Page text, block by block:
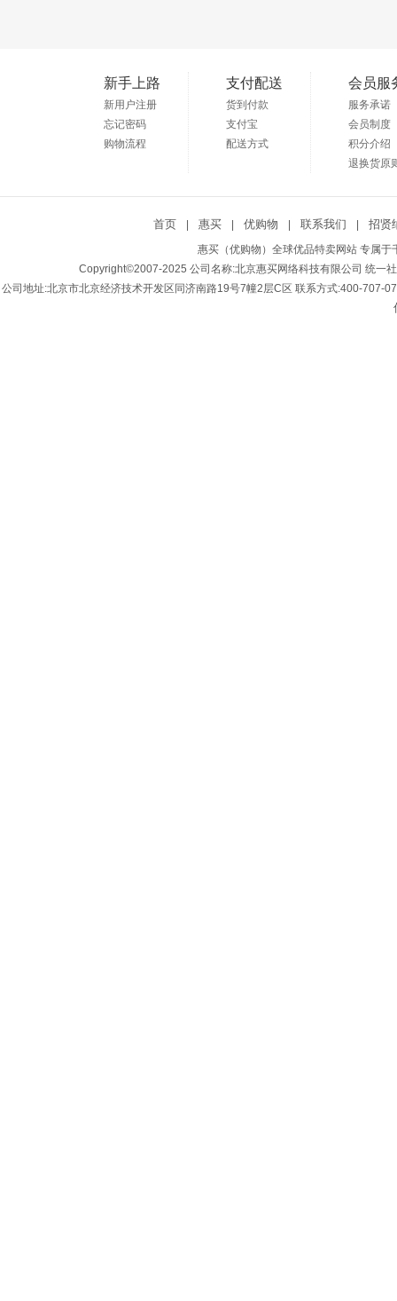
新手上路
新用户注册
忘记密码
购物流程
支付配送
货到付款
支付宝
配送方式
会员服
服务承诺
会员制度
积分介绍
退换货原
首页 惠买 优购物 联系我们 招贤
惠买（优购物）全球优品特卖网站 专属
Copyright©2007-2025 公司名称:北京惠买网络科技有限公司 统一
公司地址:北京市北京经济技术开发区同济南路19号7幢2层C区 联系方式:400-707-